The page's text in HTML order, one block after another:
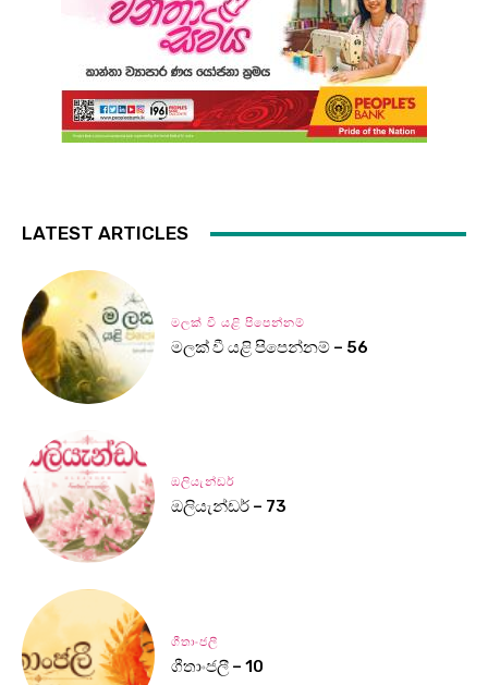
LATEST ARTICLES
මලක් වී යළි පිපෙන්නම්
මලක් වී යළි පිපෙන්නම් – 56
ඔලියැන්ඩර්
ඔලියැන්ඩර් – 73
ගීතාංජලී
ගීතාංජලී – 10